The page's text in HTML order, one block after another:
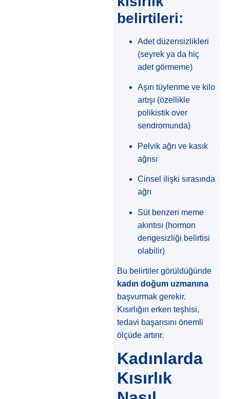
belirtileri:
Adet düzensizlikleri
(seyrek ya da hiç
adet görmeme)
Aşırı tüylenme ve kilo
artışı (özellikle
polikistik over
sendromunda)
Pelvik ağrı ve kasık
ağrısı
Cinsel ilişki sırasında
ağrı
Süt benzeri meme
akıntısı (hormon
dengesizliği belirtisi
olabilir)
Bu belirtiler görüldüğünde
kadın doğum uzmanına
başvurmak gerekir.
Kısırlığın erken teşhisi,
tedavi başarısını önemli
ölçüde artırır.
Kadınlarda
Kısırlık